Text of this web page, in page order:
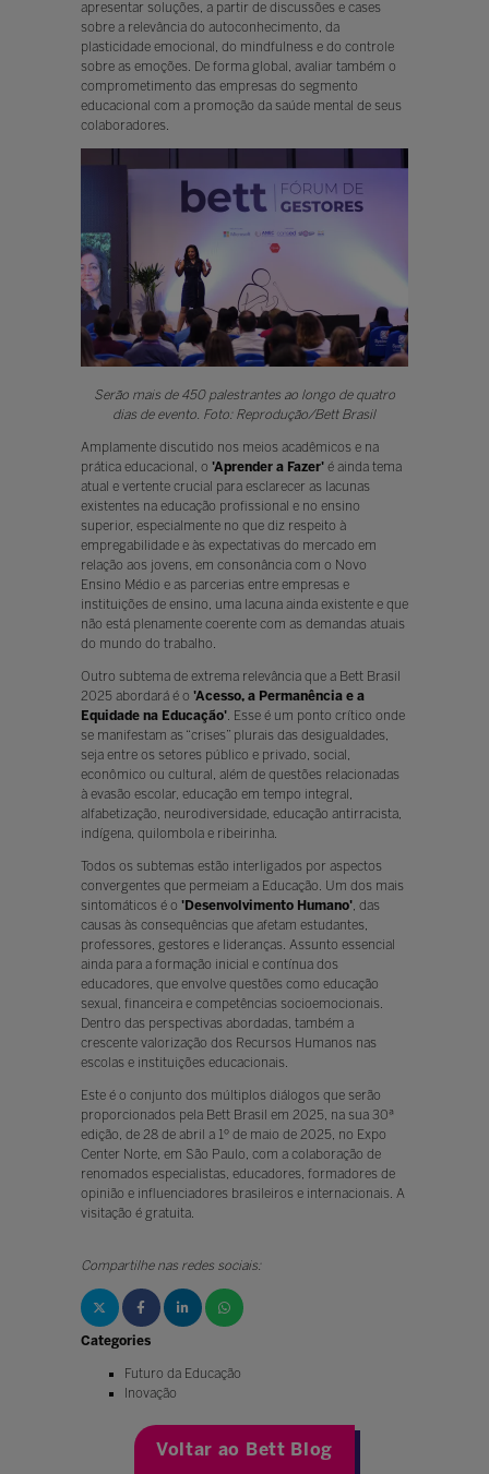
apresentar soluções, a partir de discussões e cases
sobre a relevância do autoconhecimento, da
plasticidade emocional, do mindfulness e do controle
sobre as emoções. De forma global, avaliar também o
comprometimento das empresas do segmento
educacional com a promoção da saúde mental de seus
colaboradores.
Serão mais de 450 palestrantes ao longo de quatro
dias de evento. Foto: Reprodução/Bett Brasil
Amplamente discutido nos meios acadêmicos e na
prática educacional, o 'Aprender a Fazer'é ainda tema
atual e vertente crucial para esclarecer as lacunas
existentes na educação profissional e no ensino
superior, especialmente no que diz respeito à
empregabilidade e às expectativas do mercado em
relação aos jovens, em consonância com o Novo
Ensino Médio e as parcerias entre empresas e
instituições de ensino, uma lacuna ainda existente e que
não está plenamente coerente com as demandas atuais
do mundo do trabalho.
Outro subtema de extrema relevância que a Bett Brasil
2025 abordará é o 'Acesso, a Permanência e a
Equidade na Educação'. Esse é um ponto crítico onde
se manifestam as “crises” plurais das desigualdades,
seja entre os setores público e privado, social,
econômico ou cultural, além de questões relacionadas
à evasão escolar, educação em tempo integral,
alfabetização, neurodiversidade, educação antirracista,
indígena, quilombola e ribeirinha.
Todos os subtemas estão interligados por aspectos
convergentes que permeiam a Educação. Um dos mais
sintomáticos é o 'Desenvolvimento Humano', das
causas às consequências que afetam estudantes,
professores, gestores e lideranças. Assunto essencial
ainda para a formação inicial e contínua dos
educadores, que envolve questões como educação
sexual, financeira e competências socioemocionais.
Dentro das perspectivas abordadas, também a
crescente valorização dos Recursos Humanos nas
escolas e instituições educacionais.
Este é o conjunto dos múltiplos diálogos que serão
proporcionados pela Bett Brasil em 2025, na sua 30ª
edição, de 28 de abril a 1º de maio de 2025, no Expo
Center Norte, em São Paulo, com a colaboração de
renomados especialistas, educadores, formadores de
opinião e influenciadores brasileiros e internacionais. A
visitação é gratuita.
Compartilhe nas redes sociais:
Categories
Futuro da Educação
Inovação
Voltar ao Bett Blog